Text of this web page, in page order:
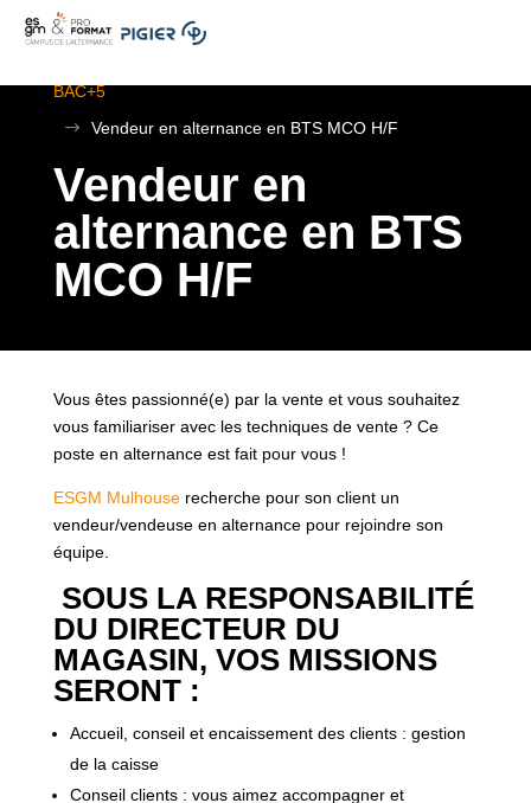
BAC+5
$
Vendeur en alternance en BTS MCO H/F
Vendeur en
alternance en BTS
MCO H/F
Vous êtes passionné(e) par la vente et vous souhaitez
vous familiariser avec les techniques de vente ? Ce
poste en alternance est fait pour vous !
ESGM Mulhouserecherche pour son client un
vendeur/vendeuse en alternance pour rejoindre son
équipe.
SOUS LA RESPONSABILITÉ
DU DIRECTEUR DU
MAGASIN, VOS MISSIONS
SERONT :
Accueil, conseil et encaissement des clients : gestion
de la caisse
Conseil clients : vous aimez accompagner et